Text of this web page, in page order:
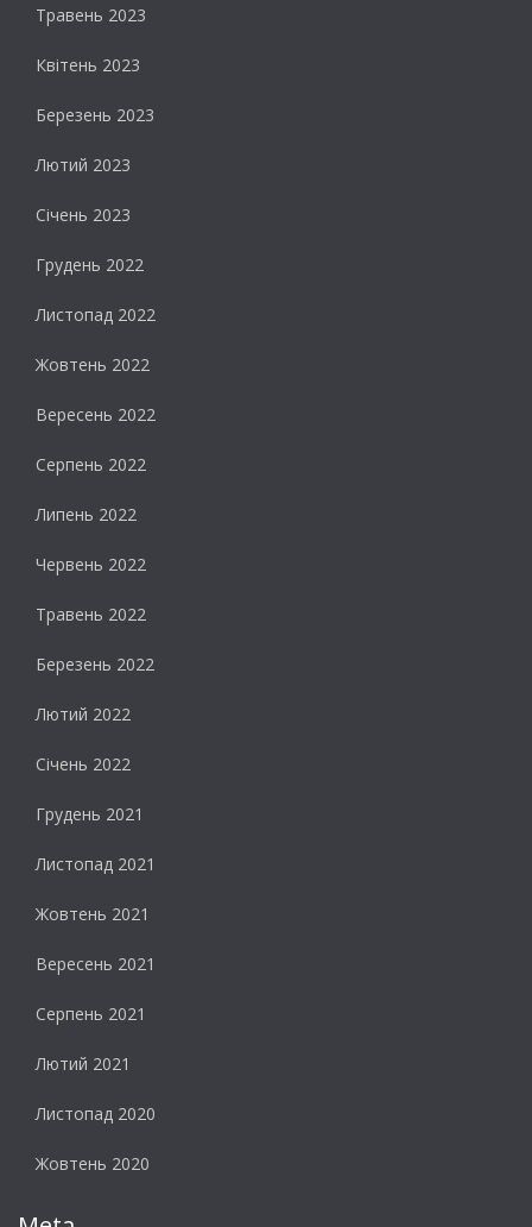
Травень 2023
Квітень 2023
Березень 2023
Лютий 2023
Січень 2023
Грудень 2022
Листопад 2022
Жовтень 2022
Вересень 2022
Серпень 2022
Липень 2022
Червень 2022
Травень 2022
Березень 2022
Лютий 2022
Січень 2022
Грудень 2021
Листопад 2021
Жовтень 2021
Вересень 2021
Серпень 2021
Лютий 2021
Листопад 2020
Жовтень 2020